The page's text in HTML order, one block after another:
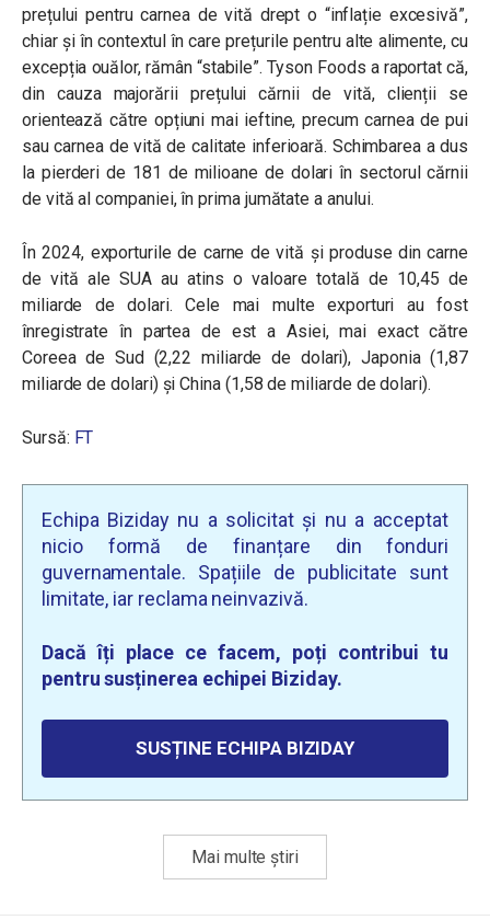
prețului pentru carnea de vită drept o “inflație excesivă”,
chiar și în contextul în care prețurile pentru alte alimente, cu
excepția ouălor, rămân “stabile”. Tyson Foods a raportat că,
din cauza majorării prețului cărnii de vită, clienții se
orientează către opțiuni mai ieftine, precum carnea de pui
sau carnea de vită de calitate inferioară. Schimbarea a dus
la pierderi de 181 de milioane de dolari în sectorul cărnii
de vită al companiei, în prima jumătate a anului.
În 2024, exporturile de carne de vită și produse din carne
de vită ale SUA au atins o valoare totală de 10,45 de
miliarde de dolari. Cele mai multe exporturi au fost
înregistrate în partea de est a Asiei, mai exact către
Coreea de Sud (2,22 miliarde de dolari), Japonia (1,87
miliarde de dolari) și China (1,58 de miliarde de dolari).
Sursă: FT
Echipa Biziday nu a solicitat și nu a acceptat
nicio formă de finanțare din fonduri
guvernamentale. Spațiile de publicitate sunt
limitate, iar reclama neinvazivă.
Dacă îți place ce facem, poți contribui tu
pentru susținerea echipei Biziday.
SUSȚINE ECHIPA BIZIDAY
Mai multe știri